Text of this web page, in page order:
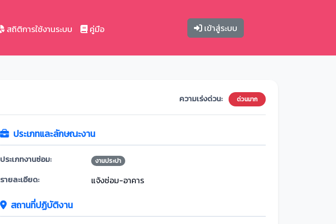
สถิติการใช้งานระบบ คู่มือ เข้าสู่ระบบ
ความเร่งด่วน: ด่วนมาก
ประเภทและลักษณะงาน
ประเภทงานซ่อม: งานประปา
รายละเอียด: แจ้งซ่อม-อาคาร
สถานที่ปฏิบัติงาน